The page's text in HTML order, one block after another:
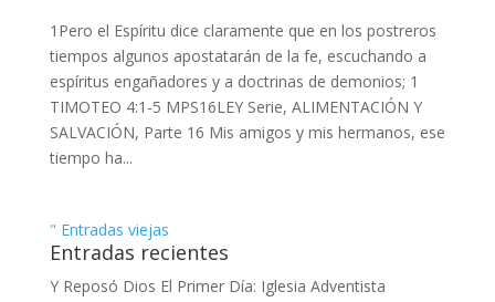
1Pero el Espíritu dice claramente que en los postreros
tiempos algunos apostatarán de la fe, escuchando a
espíritus engañadores y a doctrinas de demonios; 1
TIMOTEO 4:1-5 MPS16LEY Serie, ALIMENTACIÓN Y
SALVACIÓN, Parte 16 Mis amigos y mis hermanos, ese
tiempo ha...
" Entradas viejas
Entradas recientes
Y Reposó Dios El Primer Día: Iglesia Adventista